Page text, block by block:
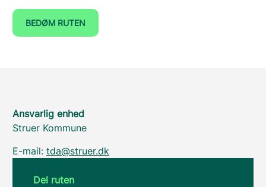
BEDØM RUTEN
Ansvarlig enhed
Struer Kommune
E-mail: tda@struer.dk
Del ruten